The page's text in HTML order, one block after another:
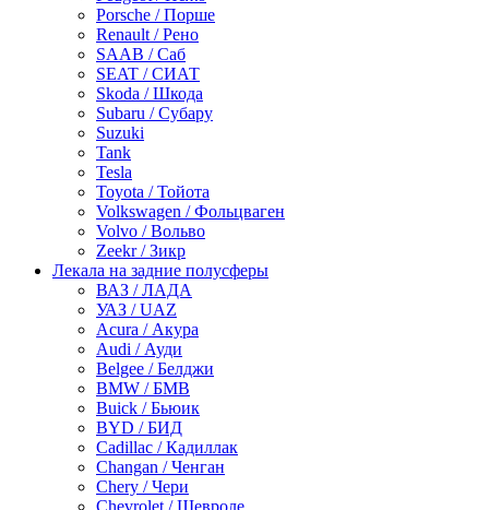
Porsche / Порше
Renault / Рено
SAAB / Саб
SEAT / СИАТ
Skoda / Шкода
Subaru / Субару
Suzuki
Tank
Tesla
Toyota / Тойота
Volkswagen / Фольцваген
Volvo / Вольво
Zeekr / Зикр
Лекала на задние полусферы
ВАЗ / ЛАДА
УАЗ / UAZ
Acura / Акура
Audi / Ауди
Belgee / Белджи
BMW / БМВ
Buick / Бьюик
BYD / БИД
Cadillac / Кадиллак
Changan / Ченган
Chery / Чери
Chevrolet / Шевроле